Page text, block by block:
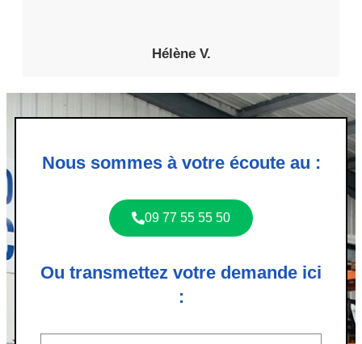
Hélène V.
Nous sommes à votre écoute au :
09 77 55 55 50
Ou transmettez votre demande ici
: